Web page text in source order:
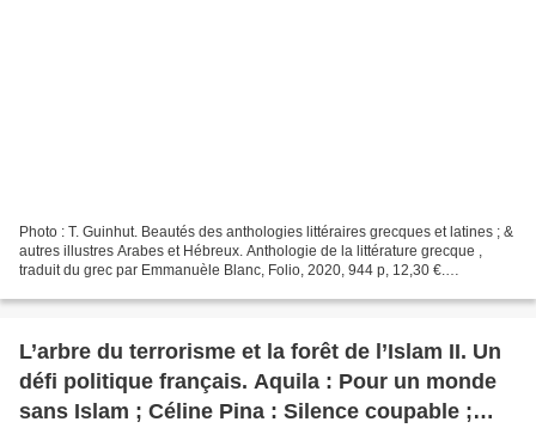
Photo : T. Guinhut. Beautés des anthologies littéraires grecques et latines ; &
autres illustres Arabes et Hébreux. Anthologie de la littérature grecque ,
traduit du grec par Emmanuèle Blanc, Folio, 2020, 944 p, 12,30 €.
L’arbre du terrorisme et la forêt de l’Islam II. Un
défi politique français. Aquila : Pour un monde
sans Islam ; Céline Pina : Silence coupable ;